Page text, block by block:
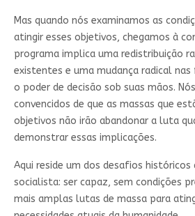
Mas quando nós examinamos as
atingir esses objetivos, chegamos à
programa implica uma redistribuição
existentes e uma mudança radical
o poder de decisão sob suas mãos.
convencidos de que as massas que
objetivos não irão abandonar a luta
demonstrar essas implicações.
Aqui reside um dos desafios
socialista: ser capaz, sem condições
mais amplas lutas de massa para